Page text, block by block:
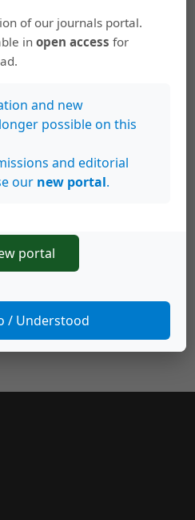
y la Salud
Gerardo Araya
teatral y de fútbol
ánimo de adolescentes
del centro de formación
Revista de
y la Salud: Vol. 5 Núm. 1
of our journals portal.
inopen access for
and new
possible on this
and editorial
our new portal.
portal
/ Understood